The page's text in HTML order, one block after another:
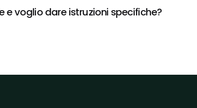
e voglio dare istruzioni specifiche?